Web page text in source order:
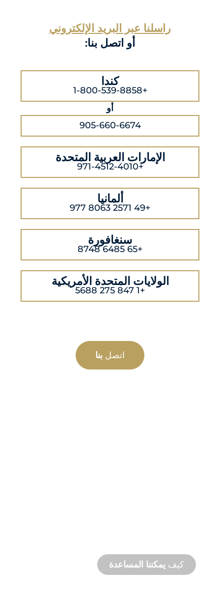
راسلنا عبر البريد الإلكتروني
أو اتصل بنا:
كندا
+1-800-539-8858
أو
905-660-6674
الإمارات العربية المتحدة
+971-4512-4010
ألمانيا
+49 2571 8063 977
سنغافورة
+65 6485 8748
الولايات المتحدة الأمريكية
+1 847 275 5688
اتصل بنا
كيف يمكننا المساعدة